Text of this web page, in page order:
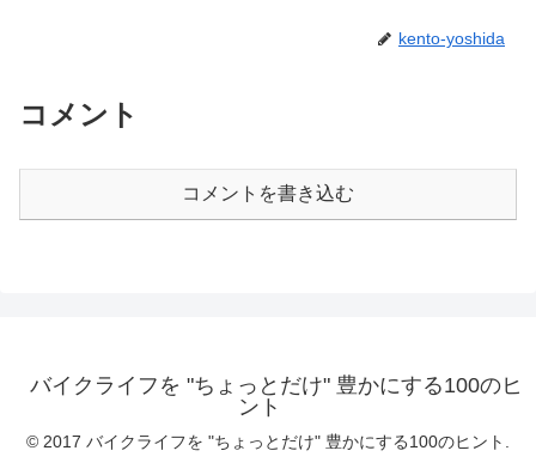
kento-yoshida
コメント
コメントを書き込む
バイクライフを "ちょっとだけ" 豊かにする100のヒ
ント
© 2017 バイクライフを "ちょっとだけ" 豊かにする100のヒント.